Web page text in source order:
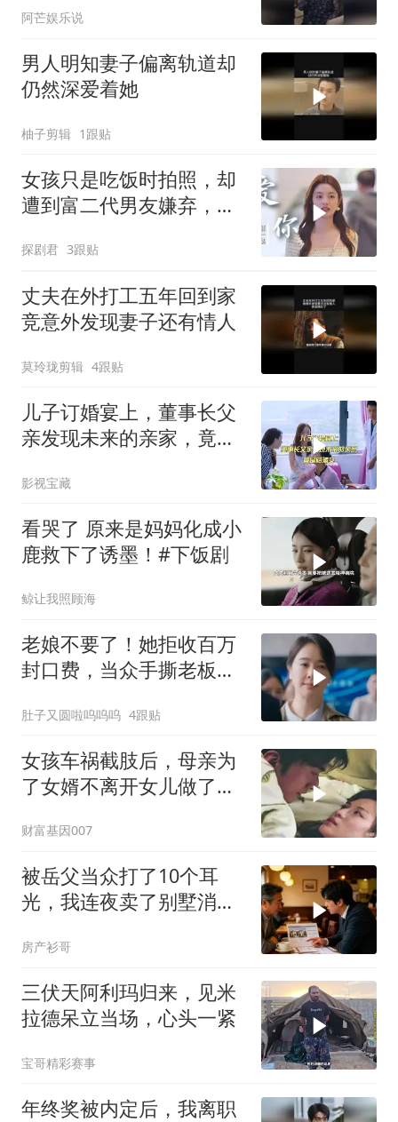
阿芒娱乐说
男人明知妻子偏离轨道却
仍然深爱着她
柚子剪辑 1跟贴
女孩只是吃饭时拍照，却
遭到富二代男友嫌弃，下
探剧君 3跟贴
丈夫在外打工五年回到家
竞意外发现妻子还有情人
莫玲珑剪辑 4跟贴
儿子订婚宴上，董事长父
亲发现未来的亲家，竟是
影视宝藏
看哭了 原来是妈妈化成小
鹿救下了诱墨！#下饭剧
鲸让我照顾海
老娘不要了！她拒收百万
封口费，当众手撕老板踢
肚子又圆啦呜呜呜 4跟贴
女孩车祸截肢后，母亲为
了女婿不离开女儿做了多
财富基因007
被岳父当众打了10个耳
光，我连夜卖了别墅消
房产衫哥
三伏天阿利玛归来，见米
拉德呆立当场，心头一紧
宝哥精彩赛事
年终奖被内定后，我离职